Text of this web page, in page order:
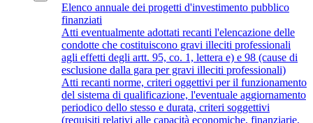
Elenco annuale dei progetti d'investimento pubblico
finanziati
Atti eventualmente adottati recanti l'elencazione delle
condotte che costituiscono gravi illeciti professionali
agli effetti degli artt. 95, co. 1, lettera e) e 98 (cause di
esclusione dalla gara per gravi illeciti professionali)
Atti recanti norme, criteri oggettivi per il funzionamento
del sistema di qualificazione, l'eventuale aggiornamento
periodico dello stesso e durata, criteri soggettivi
(requisiti relativi alle capacità economiche, finanziarie,